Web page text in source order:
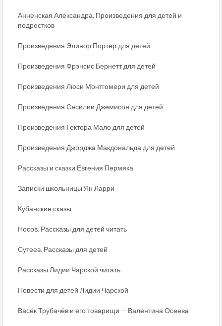
Анненская Александра. Произведения для детей и
подростков
Произведения Элинор Портер для детей
Произведения Фрэнсис Бернетт для детей
Произведения Люси Монтгомери для детей
Произведения Сесилии Джемисон для детей
Произведения Гектора Мало для детей
Произведения Джорджа Макдональда для детей
Рассказы и сказки Евгения Пермяка
Записки школьницы Ян Ларри
Кубанские сказы
Носов. Рассказы для детей читать
Сутеев. Рассказы для детей
Рассказы Лидии Чарской читать
Повести для детей Лидии Чарской
Васёк Трубачёв и его товарищи — Валентина Осеева